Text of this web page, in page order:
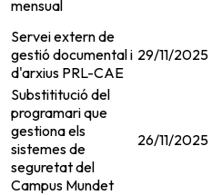
mensual
Servei extern de
gestió documental i
d'arxius PRL-CAE
29/11/2025
Substititució del
programari que
gestiona els
sistemes de
seguretat del
Campus Mundet
26/11/2025